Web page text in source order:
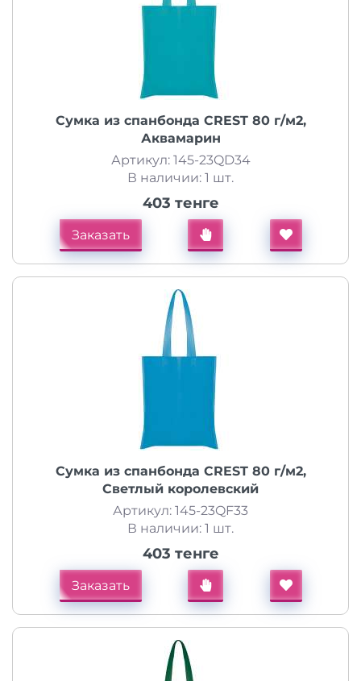
Сумка из спанбонда CREST 80 г/м2,
Аквамарин
Артикул: 145-23QD34
В наличии: 1 шт.
403 тенге
Заказать
Сумка из спанбонда CREST 80 г/м2,
Светлый королевский
Артикул: 145-23QF33
В наличии: 1 шт.
403 тенге
Заказать